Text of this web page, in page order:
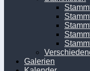
Galerien